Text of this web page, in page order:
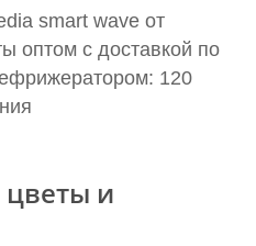
smart wave от
оптом с доставкой по
120
цветы и